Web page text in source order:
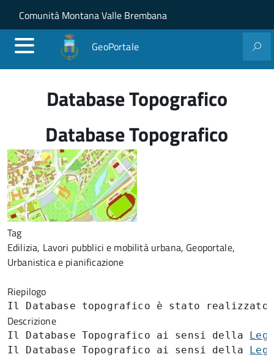
Salta al contenuto principale
Skip to site navigation
Comunità Montana Valle Brembana
GeoPortale
Database Topografico
Database Topografico
Tag
Edilizia, Lavori pubblici e mobilità urbana, Geoportale,
Urbanistica e pianificazione
Riepilogo
Il Database topografico è stato
Descrizione
Il Database Topografico ai sensi della
Il Database Topografico ai sensi della